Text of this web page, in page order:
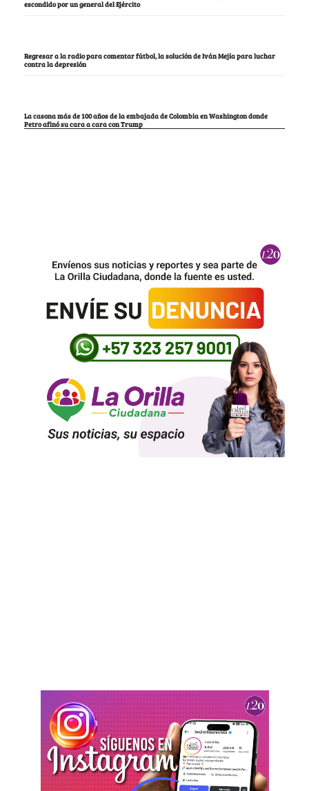
escondido por un general del Ejército
Regresar a la radio para comentar fútbol, la solución de Iván Mejía para luchar
contra la depresión
La casona más de 100 años de la embajada de Colombia en Washington donde
Petro afinó su cara a cara con Trump